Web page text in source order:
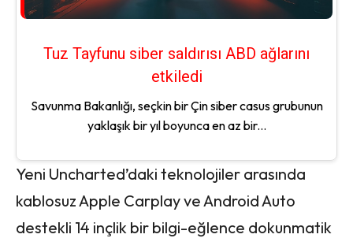
Tuz Tayfunu siber saldırısı ABD ağlarını
etkiledi
Savunma Bakanlığı, seçkin bir Çin siber casus grubunun
yaklaşık bir yıl boyunca en az bir...
Yeni Uncharted’daki teknolojiler arasında
kablosuz Apple Carplay ve Android Auto
destekli 14 inçlik bir bilgi-eğlence dokunmatik